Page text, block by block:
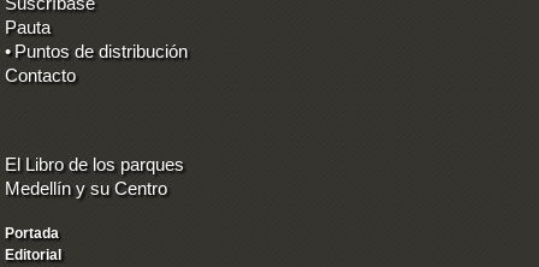
Pauta
• Puntos de distribución
Contacto
El Libro de los parques
Medellín y su Centro
Portada
Editorial